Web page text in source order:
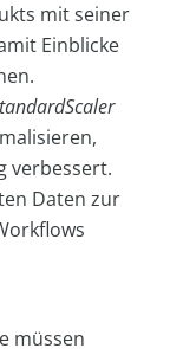
mit seiner
Einblicke
verbessert.
Daten zur
müssen